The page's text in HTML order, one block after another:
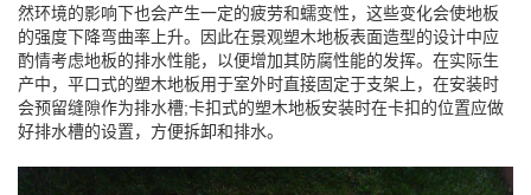
然环境的影响下也会产生一定的疲劳和蠕变性，这些变化会使地板
的强度下降弯曲率上升。因此在景观塑木地板表面造型的设计中应
酌情考虑地板的排水性能，以便增加其防腐性能的发挥。在实际生
产中，平口式的塑木地板用于室外时直接固定于支架上，在安装时
会预留缝隙作为排水槽;卡扣式的塑木地板安装时在卡扣的位置应做
好排水槽的设置，方便拆卸和排水。